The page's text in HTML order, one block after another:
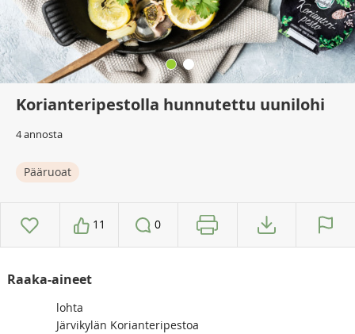
Korianteripestolla hunnutettu uunilohi
4 annosta
Pääruoat
11 0
Raaka-aineet
lohta
Järvikylän Korianteripestoa